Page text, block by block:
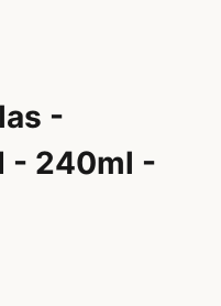
-
- 240ml -